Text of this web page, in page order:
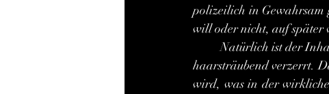
polizeilich in Gewahrsam
will oder nicht, auf später
	Natürlich ist der Inhalt der Filme, realistisch betrachtet, extrem lebensfremd, unrealistisch und
haarsträubend verzerrt.
wird, was in der